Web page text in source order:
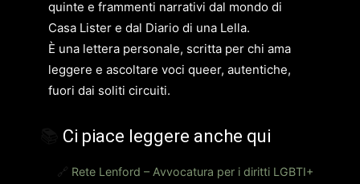
quinte e frammenti narrativi dal mondo di
Casa Lister e dal Diario di una Lella.
È una lettera personale, scritta per chi ama
leggere e ascoltare voci queer, autentiche,
fuori dai soliti circuiti.
Ci piace leggere anche qui
🔗 Rete Lenford – Avvocatura per i diritti LGBTI+